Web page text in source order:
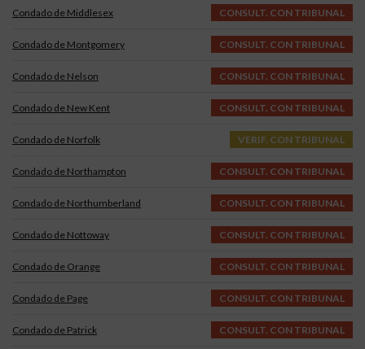
Condado de Middlesex CONSULT. CON TRIBUNAL
Condado de Montgomery CONSULT. CON TRIBUNAL
Condado de Nelson CONSULT. CON TRIBUNAL
Condado de New Kent CONSULT. CON TRIBUNAL
Condado de Norfolk VERIF. CON TRIBUNAL
Condado de Northampton CONSULT. CON TRIBUNAL
Condado de Northumberland CONSULT. CON TRIBUNAL
Condado de Nottoway CONSULT. CON TRIBUNAL
Condado de Orange CONSULT. CON TRIBUNAL
Condado de Page CONSULT. CON TRIBUNAL
Condado de Patrick CONSULT. CON TRIBUNAL